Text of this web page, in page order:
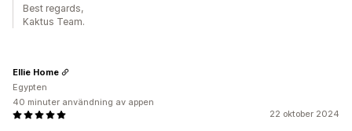
Best regards,
Kaktus Team.
22 oktober 2024
Ellie Home
Egypten
40 minuter användning av appen